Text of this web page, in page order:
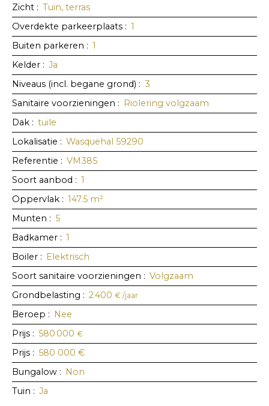
Zicht : Tuin, terras
Overdekte parkeerplaats : 1
Buiten parkeren : 1
Kelder : Ja
Niveaus (incl. begane grond) : 3
Sanitaire voorzieningen :
Riolering volgzaam
Dak : tuile
Lokalisatie : Wasquehal 59290
Referentie : VM385
Soort aanbod : 1
Oppervlak : 147.5 m²
Munten : 5
Badkamer : 1
Boiler :
Elektrisch
Soort sanitaire voorzieningen : Volgzaam
Grondbelasting : 2 400 € /jaar
Beroep :
Nee
Prijs : 580 000 €
Prijs : 580 000 €
Bungalow :
Non
Tuin : Ja